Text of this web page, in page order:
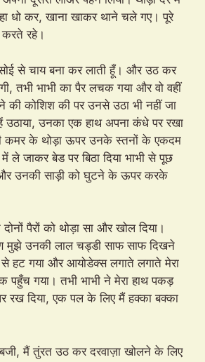
धो कर, खाना खाकर थाने चले गए। पूरे
करते रहे।
से चाय बना कर लाती हूँ। और उठ कर
तभी भाभी का पैर लचक गया और वो वहीं
की कोशिश की पर उनसे उठा भी नहीं जा
उठाया, उनका एक हाथ अपना कंधे पर रखा
कमर के थोड़ा ऊपर उनके स्तनों के एकदम
ले जाकर बेड पर बिठा दिया भाभी से पूछ
उनकी साड़ी को घुटने के ऊपर करके
पैरों को थोड़ा सा और खोल दिया।
मुझे उनकी लाल चड्डी साफ साफ दिखने
से हट गया और आयोडेक्स लगाते लगाते मेरा
पहुँच गया। तभी भाभी ने मेरा हाथ पकड़
रख दिया, एक पल के लिए मैं हक्का बक्का
मैं तुंरत उठ कर दरवाज़ा खोलने के लिए